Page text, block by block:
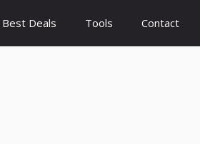
Best Deals Tools Contact